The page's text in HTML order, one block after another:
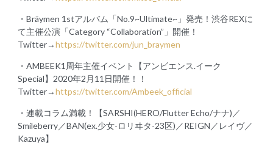
・Bräymen 1stアルバム「No.9~Ultimate~」発売！渋谷REXに
て主催公演「Category “Collaboration”」開催！
Twitter→https://twitter.com/jun_braymen
・AMBEEK1周年主催イベント【アンビエンス.イーク
Special】2020年2月11日開催！！
Twitter→https://twitter.com/Ambeek_official
・連載コラム満載！【SARSHI(HERO/Flutter Echo/ナナ)／
Smileberry／BAN(ex.少女-ロリヰタ-23区)／REIGN／レイヴ／
Kazuya】